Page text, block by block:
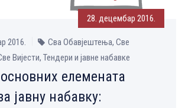
28. децембар 2016.
2016.
Сва Обавјештења, Све
Вијести, Тендери и јавне набавке
елемената
јавну набавку: